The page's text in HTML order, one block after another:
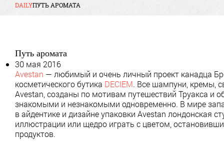
DAILYПУТЬ АРОМАТА
Путь аромата
30 мая 2016
Avestan — любимый и очень личный проект канадца
косметического бутика DECIEM. Все шампуни, кремы,
Avestan, созданы по мотивам путешествий Труакса
знакомыми и незнакомыми одновременно. В мире
в айдентике и дизайне упаковки Avestan лондонская
иллюстрации или щедро играть с цветом,
продуктов.